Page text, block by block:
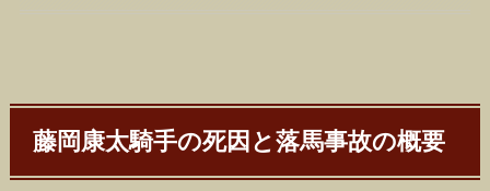
藤岡康太騎手の死因と落馬事故の概要